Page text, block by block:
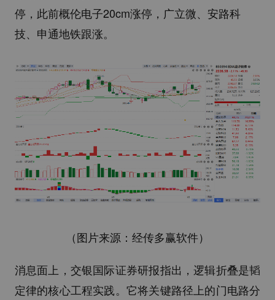
停，此前概伦电子20cm涨停，广立微、安路科
技、申通地铁跟涨。
（图片来源：经传多赢软件）
消息面上，交银国际证券研报指出，逻辑折叠是韬
定律的核心工程实践。它将关键路径上的门电路分